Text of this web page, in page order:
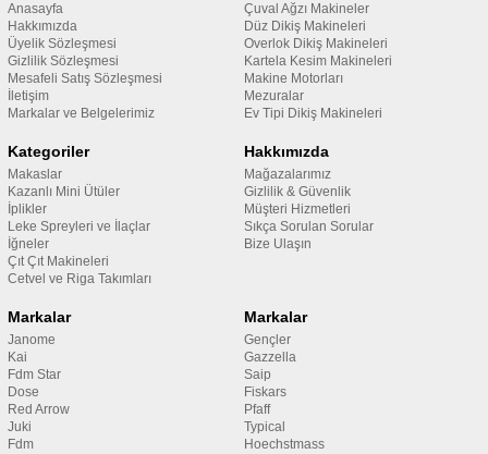
Anasayfa
Hakkımızda
Üyelik Sözleşmesi
Gizlilik Sözleşmesi
Mesafeli Satış Sözleşmesi
İletişim
Markalar ve Belgelerimiz
Çuval Ağzı Makineler
Düz Dikiş Makineleri
Overlok Dikiş Makineleri
Kartela Kesim Makineleri
Makine Motorları
Mezuralar
Ev Tipi Dikiş Makineleri
Kategoriler
Makaslar
Kazanlı Mini Ütüler
İplikler
Leke Spreyleri ve İlaçlar
İğneler
Çıt Çıt Makineleri
Cetvel ve Riga Takımları
Hakkımızda
Mağazalarımız
Gizlilik & Güvenlik
Müşteri Hizmetleri
Sıkça Sorulan Sorular
Bize Ulaşın
Markalar
Janome
Kai
Fdm Star
Dose
Red Arrow
Juki
Fdm
Markalar
Gençler
Gazzella
Saip
Fiskars
Pfaff
Typical
Hoechstmass